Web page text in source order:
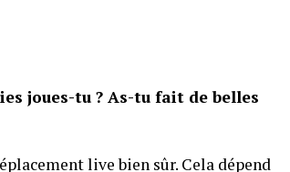
joues-tu ? As-tu fait de belles
live bien sûr. Cela dépend